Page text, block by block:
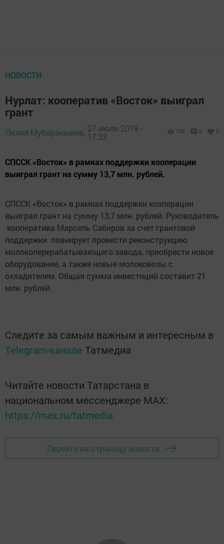
НОВОСТИ
Нурлат: кооператив «Восток» выиграл
грант
Лилия Мубаракшина, 27 июля 2019 -
17:33
795 0 0
СПССК «Восток» в рамках поддержки кооперации
выиграл грант на сумму 13,7 млн. рублей.
СПССК «Восток» в рамках поддержки кооперации
выиграл грант на сумму 13,7 млн. рублей. Руководитель
кооператива Марсель Сабиров за счет грантовой
поддержки планирует провести реконструкцию
молокоперерабатывающего завода, приобрести новое
оборудование, а также новые молоковозы с
охладителем. Общая сумма инвестиций составит 21
млн. рублей.
Следите за самым важным и интересным в
Telegram-канале Татмедиа
Читайте новости Татарстана в
национальном мессенджере MАХ:
https://max.ru/tatmedia
Перейти на страницу новости